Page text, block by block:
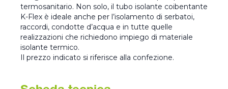
termosanitario. Non solo, il tubo isolante coibentante
K-Flex è ideale anche per l’isolamento di serbatoi,
raccordi, condotte d’acqua e in tutte quelle
realizzazioni che richiedono impiego di materiale
isolante termico.
Il prezzo indicato si riferisce alla confezione.